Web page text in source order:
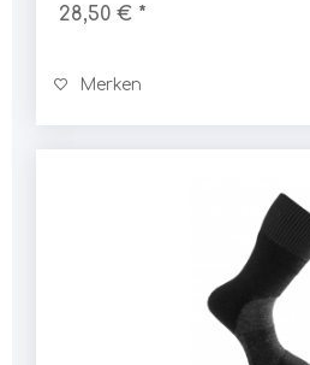
28,50 € *
Merken